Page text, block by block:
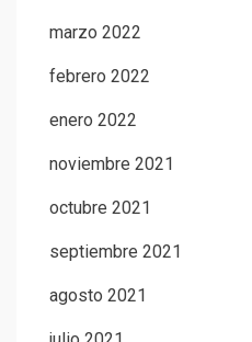
marzo 2022
febrero 2022
enero 2022
noviembre 2021
octubre 2021
septiembre 2021
agosto 2021